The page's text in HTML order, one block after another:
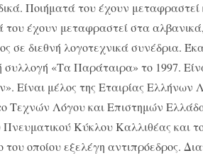
Ποιήματά του έχουν μεταφραστεί
έχουν μεταφραστεί στα
σε διεθνή λογοτεχνικά συνέδρια.
συλλογή «Τα Παράταιρα» το 1997.
Είναι μέλος της Εταιρίας Ελλήνων
Τεχνών Λόγου και Επιστημών
Πνευματικού Κύκλου Καλλιθέας και
οποίου εξελέγη αντιπρόεδρος.